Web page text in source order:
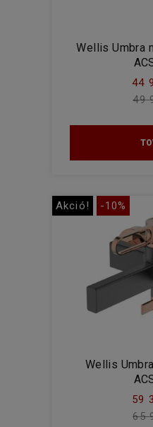
Wellis Umbra
44
49
Akció! -10%
Wellis
59
65